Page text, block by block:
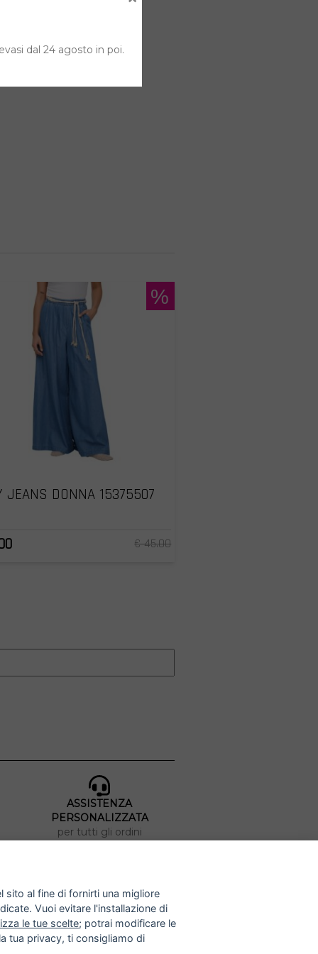
JEANS DONNA 15375507
€ 45.00
%
ASSISTENZA
PERSONALIZZATA
per tutti gli ordini
METODI DI PAGAMENTO
dal 24 agosto in poi.
sito al fine di fornirti una migliore
Vuoi evitare l'installazione di
le tue scelte; potrai modificare le
tua privacy, ti consigliamo di